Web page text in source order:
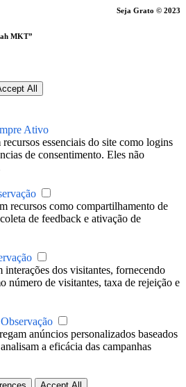
Seja Grato © 2023
MKT”
All
Ativo
essenciais do site como logins
de consentimento. Eles não
recursos como compartilhamento de
de feedback e ativação de
interações dos visitantes, fornecendo
número de visitantes, taxa de rejeição e
Observação
anúncios personalizados baseados
a eficácia das campanhas